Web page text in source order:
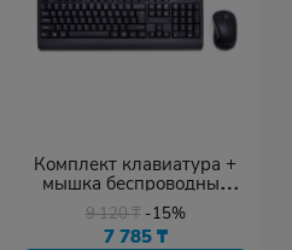
Комплект клавиатура +
мышка беспроводные
Delux DLD-6091OGB
9 120₸ -15%
7 785 ₸